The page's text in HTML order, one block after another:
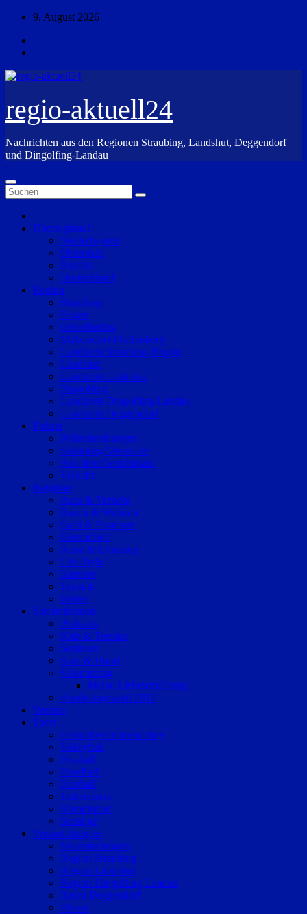
Zum
springen
9. August 2026
regio-aktuell24
Nachrichten aus den Regionen Straubing, Landshut, Deggendorf
und Dingolfing-Landau
Überregional
Niederbayern
Oberpfalz
Bayern
Deutschland
Region
Straubing
Bogen
Geiselhöring
Mallersdorf-Pfaffenberg
Landkreis Straubing-Bogen
Landshut
Landkreis Landshut
Dingolfing
Landkreis Dingolfing-Landau
Landkreis Deggendorf
Polizei
Polizeimeldungen
Fahndung/Vermisste
Aus dem Gerichtssaal
Verkehr
Ratgeber
Auto & Verkehr
Bauen & Wohnen
Geld & Finanzen
Gesundheit
Reise & Erholung
Life-Style
Karriere
Technik
Wetter
Sonderthemen
Podcasts
Kids & Teenies
Senioren
Katz & Hund
Valentinstag
Meine Liebeserklärung
Bundestagswahl 2017
Vereine
Sport
Eishockey/Inlinehockey
Volleyball
Fussball
Handball
Football
Trabrennen
Kampfsport
Sonstige
Veranstaltungen
Veranstaltungen
Region Straubing
Region Landshut
Region Dingolfing-Landau
Raum Deggendorf
Bluval